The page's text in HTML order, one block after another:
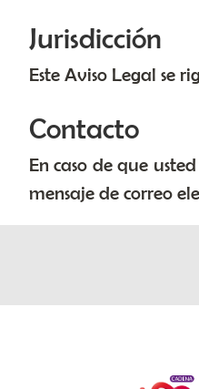
Jurisdicción
Este Aviso Legal se
Contacto
En caso de que
mensaje de correo